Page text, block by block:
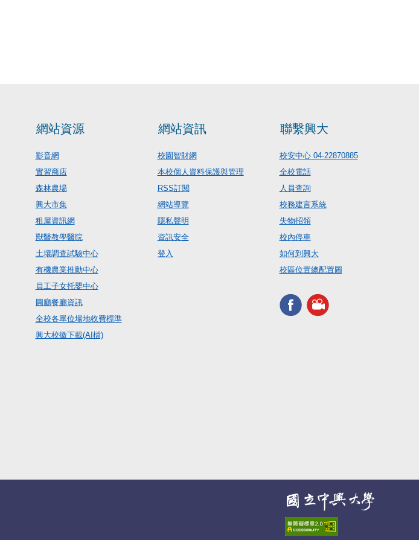
網站資源
影音網
實習商店
森林農場
興大市集
租屋資訊網
獸醫教學醫院
土壤調查試驗中心
有機農業推動中心
員工子女托嬰中心
圓廳餐廳資訊
全校各單位場地收費標準
興大校徽下載(AI檔)
網站資訊
校園智財網
本校個人資料保護與管理
RSS訂閱
網站導覽
隱私聲明
資訊安全
登入
聯繫興大
校安中心 04-22870885
全校電話
人員查詢
校務建言系統
失物招領
校內停車
如何到興大
校區位置總配置圖